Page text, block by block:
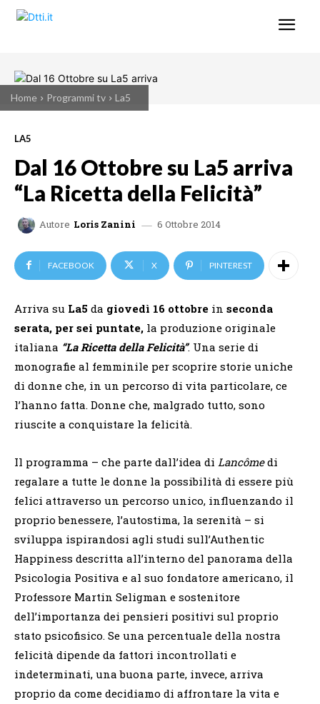
Home Programmi tv La5
LA5
Dal 16 Ottobre su La5 arriva
“La Ricetta della Felicità”
Autore Loris Zanini 6 Ottobre 2014
FACEBOOK X PINTEREST
Arriva su La5 da giovedì 16 ottobre in seconda
serata, per sei puntate, la produzione originale
italiana “La Ricetta della Felicità”. Una serie di
monografie al femminile per scoprire storie uniche
di donne che, in un percorso di vita particolare, ce
l’hanno fatta. Donne che, malgrado tutto, sono
riuscite a conquistare la felicità.
Il programma – che parte dall’idea di Lancômedi
regalare a tutte le donne la possibilità di essere più
felici attraverso un percorso unico, influenzando il
proprio benessere, l’autostima, la serenità – si
sviluppa ispirandosi agli studi sull’Authentic
Happiness descritta all’interno del panorama della
Psicologia Positiva e al suo fondatore americano, il
Professore Martin Seligman e sostenitore
dell’importanza dei pensieri positivi sul proprio
stato psicofisico. Se una percentuale della nostra
felicità dipende da fattori incontrollati e
indeterminati, una buona parte, invece, arriva
proprio da come decidiamo di affrontare la vita e